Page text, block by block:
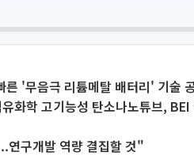
'무음극 리튬메탈 배터리' 기술
화학 고기능성 탄소나노튜브,
연구개발 역량 결집할 것"